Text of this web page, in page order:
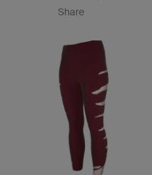
Share